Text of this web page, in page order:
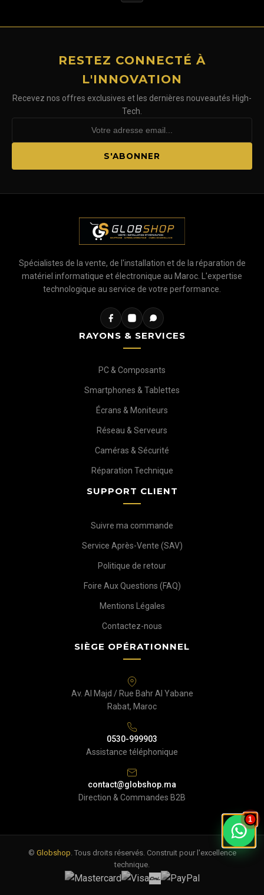
RESTEZ CONNECTÉ À
L'INNOVATION
Recevez nos offres exclusives et les dernières nouveautés High-
Tech.
S'ABONNER
Spécialistes de la vente, de l'installation et de la réparation de
matériel informatique et électronique au Maroc. L'expertise
technologique au service de votre performance.
RAYONS & SERVICES
PC & Composants
Smartphones & Tablettes
Écrans & Moniteurs
Réseau & Serveurs
Caméras & Sécurité
Réparation Technique
SUPPORT CLIENT
Suivre ma commande
Service Après-Vente (SAV)
Politique de retour
Foire Aux Questions (FAQ)
Mentions Légales
Contactez-nous
SIÈGE OPÉRATIONNEL
Av. Al Majd / Rue Bahr Al Yabane
Rabat, Maroc
0530-999903
Assistance téléphonique
contact@globshop.ma
Direction & Commandes B2B
© Globshop. Tous droits réservés. Construit pour l'excellence
technique.
1